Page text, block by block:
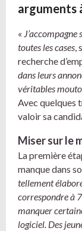
arguments
«
toutes les cases
recherche
dans leurs
véritables
Avec quelques
valoir sa
Miser sur le
La première
manque dans
tellement
correspondre à
manquer
logiciel. Des